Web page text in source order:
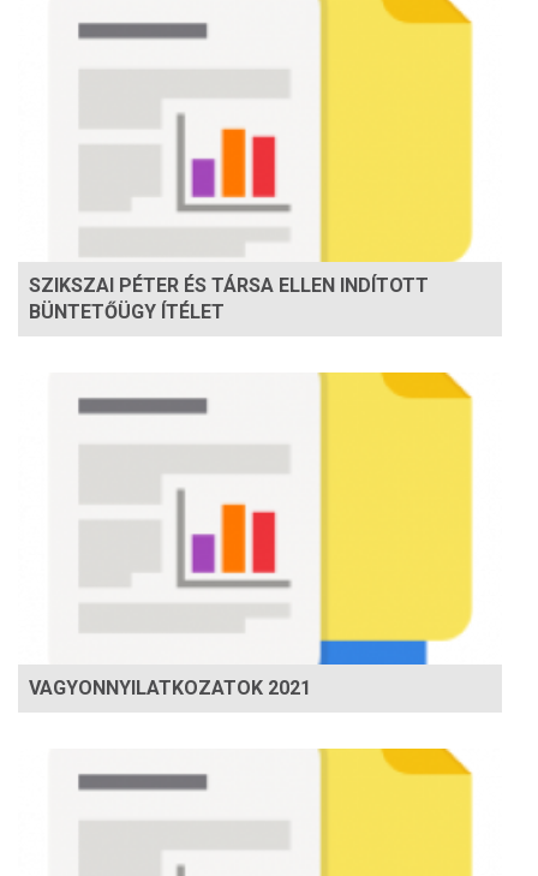
SZIKSZAI PÉTER ÉS TÁRSA ELLEN INDÍTOTT
BÜNTETŐÜGY ÍTÉLET
VAGYONNYILATKOZATOK 2021